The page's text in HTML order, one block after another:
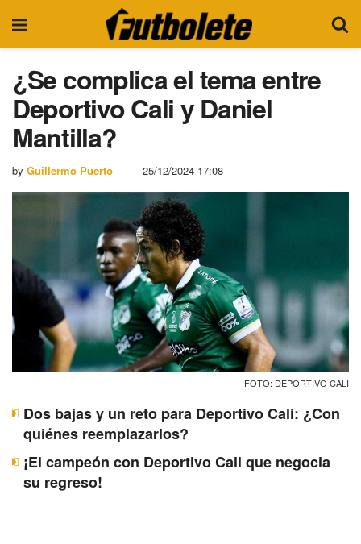
¿Se complica el tema entre
Deportivo Cali y Daniel
Mantilla?
by Guillermo Puerto 25/12/2024 17:08
FOTO: DEPORTIVO CALI
Dos bajas y un reto para Deportivo Cali: ¿Con
quiénes reemplazarlos?
¡El campeón con Deportivo Cali que negocia
su regreso!